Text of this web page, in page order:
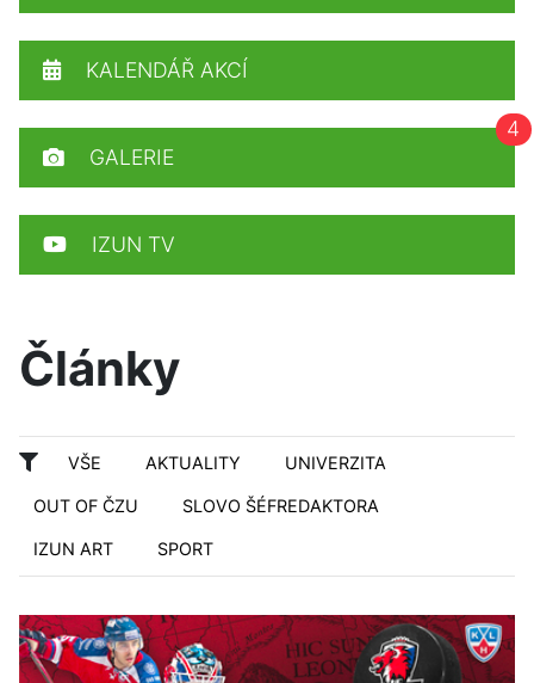
Články
VŠE AKTUALITY UNIVERZITA
OUT OF ČZU SLOVO ŠÉFREDAKTORA
IZUN ART SPORT
KALENDÁŘ AKCÍ
GALERIE
4
IZUN TV